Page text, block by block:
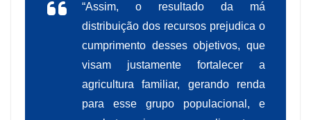
“Assim, o resultado da má
distribuição dos recursos prejudica o
cumprimento desses objetivos, que
visam justamente fortalecer a
agricultura familiar, gerando renda
para esse grupo populacional, e